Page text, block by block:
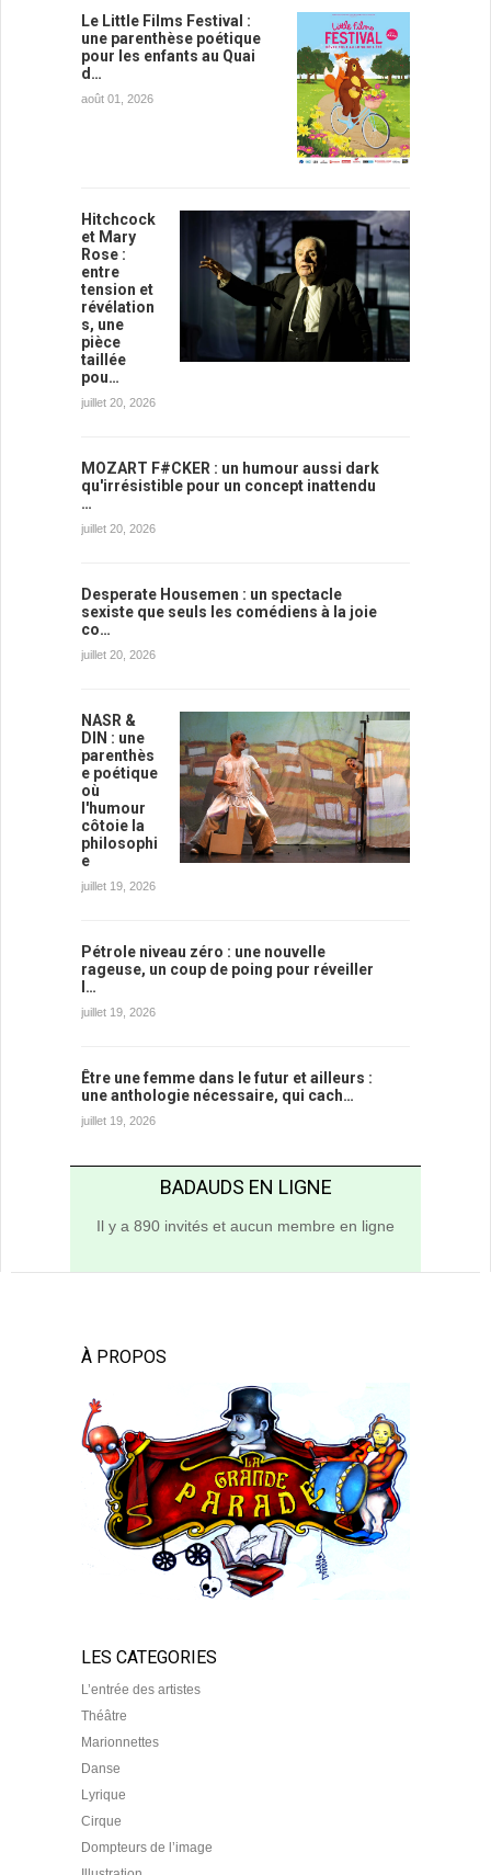
Le Little Films Festival :
une parenthèse poétique
pour les enfants au Quai
d…
août 01, 2026
Hitchcock
et Mary
Rose :
entre
tension et
révélation
s, une
pièce
taillée
pou…
juillet 20, 2026
MOZART F#CKER : un humour aussi dark
qu'irrésistible pour un concept inattendu
…
juillet 20, 2026
Desperate Housemen : un spectacle
sexiste que seuls les comédiens à la joie
co…
juillet 20, 2026
NASR &
DIN : une
parenthès
e poétique
où
l'humour
côtoie la
philosophi
e
juillet 19, 2026
Pétrole niveau zéro : une nouvelle
rageuse, un coup de poing pour réveiller
l…
juillet 19, 2026
Être une femme dans le futur et ailleurs :
une anthologie nécessaire, qui cach…
juillet 19, 2026
BADAUDS EN LIGNE
Il y a 890 invités et aucun membre en ligne
À PROPOS
LES CATEGORIES
L’entrée des artistes
Théâtre
Marionnettes
Danse
Lyrique
Cirque
Dompteurs de l’image